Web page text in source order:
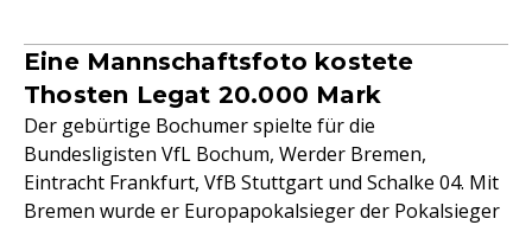
Eine Mannschaftsfoto kostete
Thosten Legat 20.000 Mark
Der gebürtige Bochumer spielte für die
Bundesligisten VfL Bochum, Werder Bremen,
Eintracht Frankfurt, VfB Stuttgart und Schalke 04. Mit
Bremen wurde er Europapokalsieger der Pokalsieger